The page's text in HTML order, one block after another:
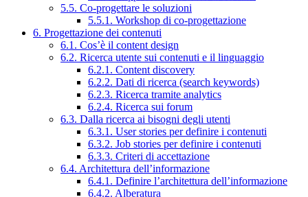
5.5. Co-progettare le soluzioni
5.5.1. Workshop di co-progettazione
6. Progettazione dei contenuti
6.1. Cos’è il content design
6.2. Ricerca utente sui contenuti e il linguaggio
6.2.1. Content discovery
6.2.2. Dati di ricerca (search keywords)
6.2.3. Ricerca tramite analytics
6.2.4. Ricerca sui forum
6.3. Dalla ricerca ai bisogni degli utenti
6.3.1. User stories per definire i contenuti
6.3.2. Job stories per definire i contenuti
6.3.3. Criteri di accettazione
6.4. Architettura dell’informazione
6.4.1. Definire l’architettura dell’informazione
6.4.2. Alberatura